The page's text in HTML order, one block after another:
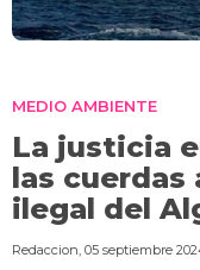
MEDIO AMBIENTE
La justicia
las cuerdas
ilegal del
Redaccion, 05 septiembre